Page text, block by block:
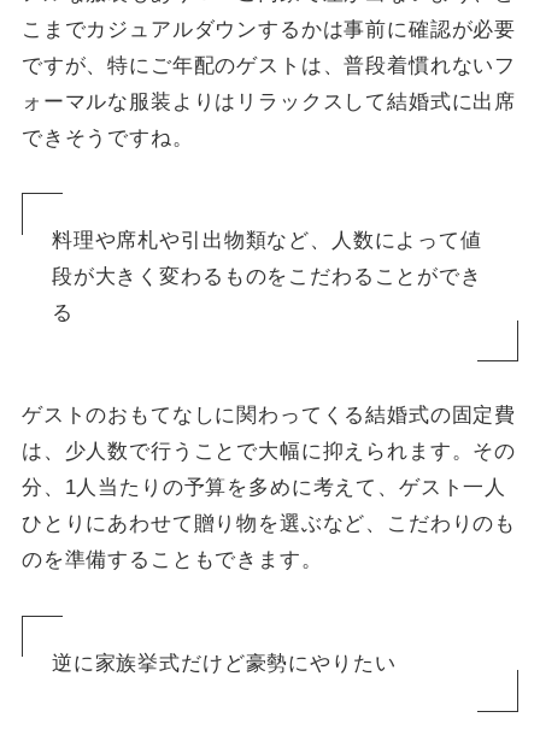
こまでカジュアルダウンするかは事前に確認が必要
ですが、特にご年配のゲストは、普段着慣れないフ
ォーマルな服装よりはリラックスして結婚式に出席
できそうですね。
料理や席札や引出物類など、人数によって値
段が大きく変わるものをこだわることができ
る
ゲストのおもてなしに関わってくる結婚式の固定費
は、少人数で行うことで大幅に抑えられます。その
分、1人当たりの予算を多めに考えて、ゲスト一人
ひとりにあわせて贈り物を選ぶなど、こだわりのも
のを準備することもできます。
逆に家族挙式だけど豪勢にやりたい